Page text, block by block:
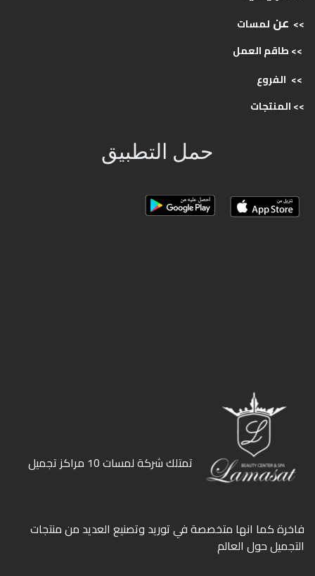
>> عن لمسات
>> طاقمالعمل
>> الفروع
>>المنتجات
حمل التطبيق
ﺗﻤﺘﻠﻚ ﺷﺮﻛﺔ ﻟﻤﺴﺎت 10 ﻣﺮاﻛﺰ ﺗﺠﻤﻴﻞ
ﻓﺎﺧﺮة كما انها ﻣﺘﺨﺼﺼﺔ ﻓﻲ ﺗﻮرﻳﺪ وﺗﺼﻨﻴﻊ اﻟﻌﺪﻳﺪ ﻣﻦ ﻣﻨﺘﺠﺎت
اﻟﺘﺠﻤﻴﻞ ﺣﻮل اﻟﻌﺎﻟﻢ